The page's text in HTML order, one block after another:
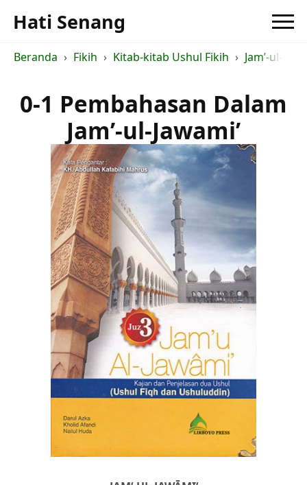
Hati Senang
Beranda Fikih Kitab-kitab Ushul Fikih Jam’-ul-
0-1 Pembahasan Dalam
Jam’-ul-Jawami’